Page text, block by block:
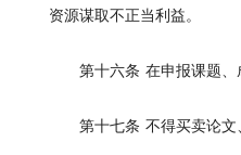
资源谋取不正当利益。
第十六条 在申报课题
第十七条 不得买卖论